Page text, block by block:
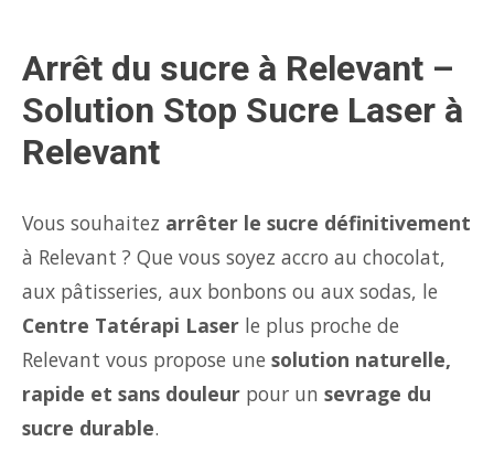
Arrêt du sucre à Relevant –
Solution Stop Sucre Laser à
Relevant
Vous souhaitez arrêter le sucre définitivement
à Relevant ? Que vous soyez accro au chocolat,
aux pâtisseries, aux bonbons ou aux sodas, le
Centre Tatérapi Laser le plus proche de
Relevant vous propose une solution naturelle,
rapide et sans douleur pour un sevrage du
sucre durable.